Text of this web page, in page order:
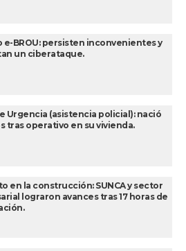
e-BROU: persisten inconvenientes y
un ciberataque.
Urgencia (asistencia policial): nació
tras operativo en su vivienda.
en la construcción: SUNCA y sector
lograron avances tras 17 horas de